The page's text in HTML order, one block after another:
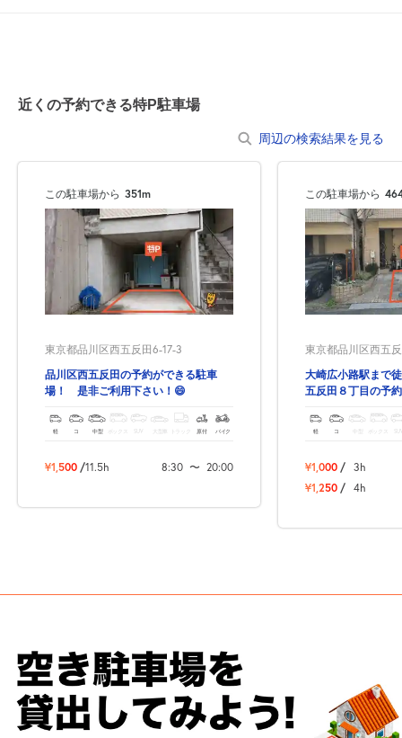
近くの予約できる特P駐車場
周辺の検索結果を見る
この駐車場から 351m
東京都品川区西五反田6-17-3
品川区西五反田の予約ができる駐車
場！ 是非ご利用下さい！😄
軽 コ 中型 ボックス SUV 大型車 トラック 原付 バイク
¥1,500 /11.5h 8:30 〜 20:00
この駐車場から
東京都品川区西五
大崎広小路駅まで
五反田８丁目の予
軽 コ 中型 ボックス
¥1,000 / 3h
¥1,250 / 4h